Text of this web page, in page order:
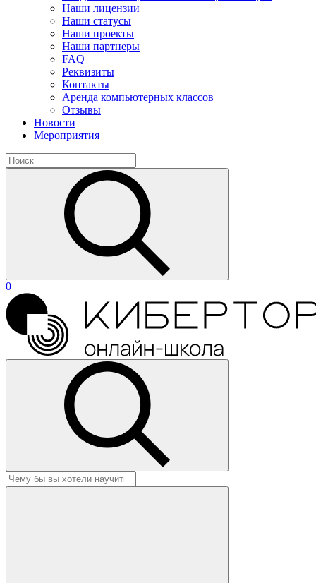
Наши лицензии
Наши статусы
Наши проекты
Наши партнеры
FAQ
Реквизиты
Контакты
Аренда компьютерных классов
Отзывы
Новости
Мероприятия
0